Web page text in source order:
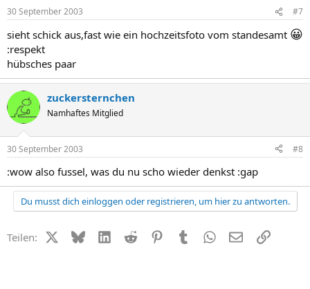
30 September 2003 #7
sieht schick aus,fast wie ein hochzeitsfoto vom standesamt 😀
:respekt
hübsches paar
zuckersternchen
Namhaftes Mitglied
30 September 2003 #8
:wow also fussel, was du nu scho wieder denkst :gap
Du musst dich einloggen oder registrieren, um hier zu antworten.
Teilen: X (Twitter)
BlueskyLinkedIn
Reddit PinterestTumblr WhatsApp
E-MailLink